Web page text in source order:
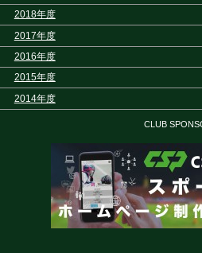
2018年度
2017年度
2016年度
2015年度
2014年度
CLUB